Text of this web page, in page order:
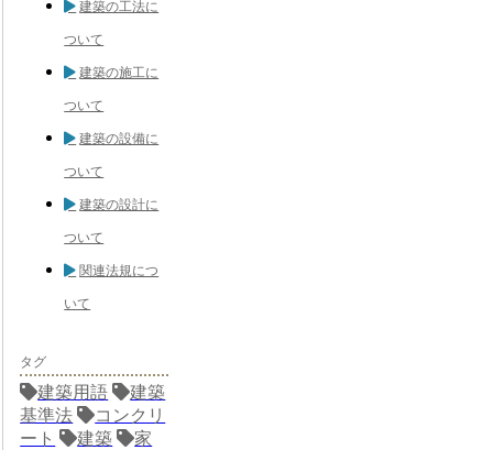
建築の工法に
ついて
建築の施工に
ついて
建築の設備に
ついて
建築の設計に
ついて
関連法規につ
いて
タグ
建築用語
建築
基準法
コンクリ
ート
建築
家